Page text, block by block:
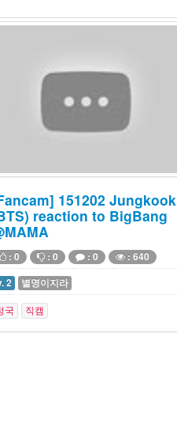
151202 Jungkook
reaction to BigBang
: 0 : 0 : 0
: 640
2
별명이지라
국 직캠